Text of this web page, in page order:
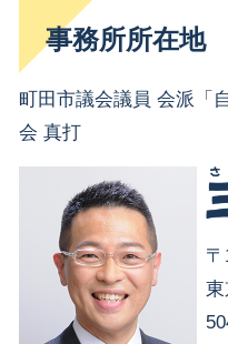
事務所所在地
町田市議会議員 会派「
会 真打